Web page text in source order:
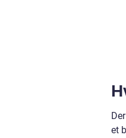
et